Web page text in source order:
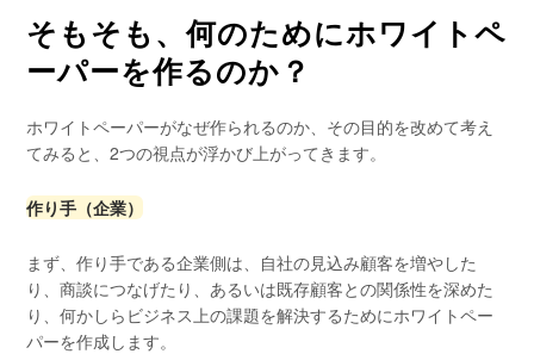
そもそも、何のためにホワイトペ
ーパーを作るのか？
ホワイトペーパーがなぜ作られるのか、その目的を改めて考え
てみると、2つの視点が浮かび上がってきます。
作り手（企業）
まず、作り手である企業側は、自社の見込み顧客を増やした
り、商談につなげたり、あるいは既存顧客との関係性を深めた
り、何かしらビジネス上の課題を解決するためにホワイトペー
パーを作成します。